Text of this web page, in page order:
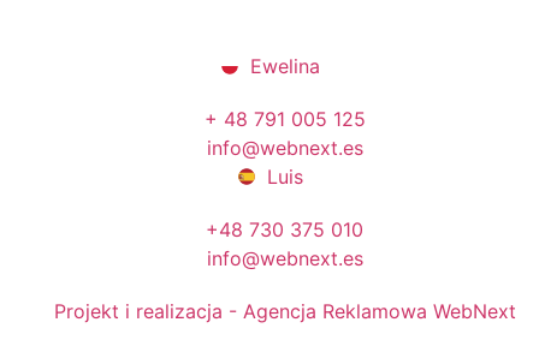
Ewelina
+ 48 791 005 125
info@webnext.es
Luis
+48 730 375 010
info@webnext.es
Projekt i realizacja - Agencja Reklamowa WebNext